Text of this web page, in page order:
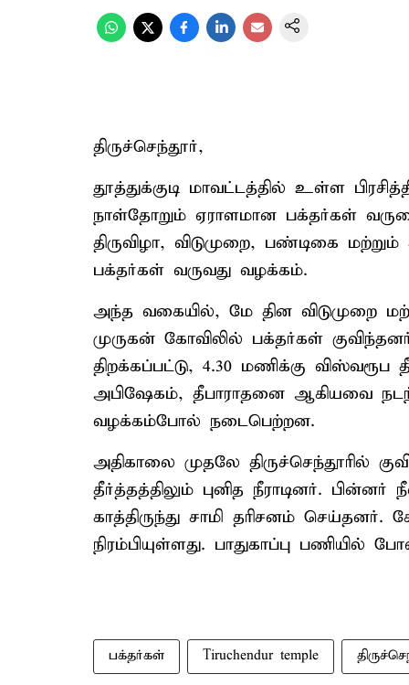
திருச்செந்தூர்,
தூத்துக்குடி மாவட்டத்தில் உள்ள
நாள்தோறும் ஏராளமான பக்தர்கள்
திருவிழா, விடுமுறை, பண்டிகை
பக்தர்கள் வருவது வழக்கம்.
அந்த வகையில், மே தின விடுமுறை
முருகன் கோவிலில் பக்தர்கள்
திறக்கப்பட்டு, 4.30 மணிக்கு
அபிஷேகம், தீபாராதனை ஆகியவை
வழக்கம்போல் நடைபெற்றன.
அதிகாலை முதலே திருச்செந்தூரில்
தீர்த்தத்திலும் புனித நீராடினர்.
காத்திருந்து சாமி தரிசனம்
நிரம்பியுள்ளது. பாதுகாப்பு பணியில்
பக்தர்கள் Tiruchendur temple